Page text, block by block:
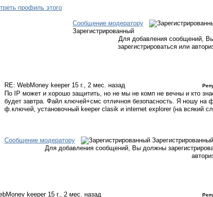
Сообщение модератору
Зарегистрированный
Для добавления сообщений,
зарегистрироваться или
RE: WebMoney keeper 15 г., 2 мес. назад
По IP может и хорошо защитить, но не мы не комп не вечны и кто
будет завтра. Файл ключей+смс отличноя безопасность. Я ношу на
ф.ключей, установочный keeper clasik и internet explorer (на всякий
Сообщение модератору
Зарегистрированный
Для добавления сообщений, Вы должны
keeper 15 г., 2 мес. назад